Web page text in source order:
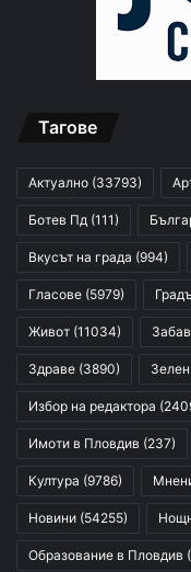
Тагове
Актуално (33793)
Ботев Пд (111)
Вкусът на града (994)
Гласове (5979)
Живот (11034)
Здраве (3890)
Избор на редактора
Имоти в Пловдив (237)
Култура (9786)
Новини (54255)
Образование в Пловдив